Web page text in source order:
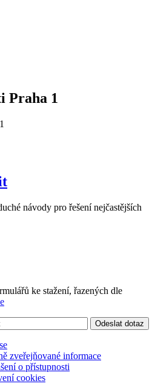
Praha 1
návody pro řešení nejčastějších
ke stažení, řazených dle
Odeslat dotaz
zveřejňované informace
o přístupnosti
cookies